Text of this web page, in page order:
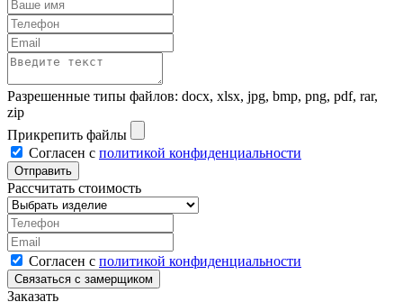
Разрешенные типы файлов: docx, xlsx, jpg, bmp, png, pdf, rar,
zip
Прикрепить файлы
Согласен с политикой конфиденциальности
Рассчитать стоимость
Согласен с политикой конфиденциальности
Заказать